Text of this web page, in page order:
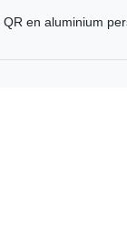
en aluminium